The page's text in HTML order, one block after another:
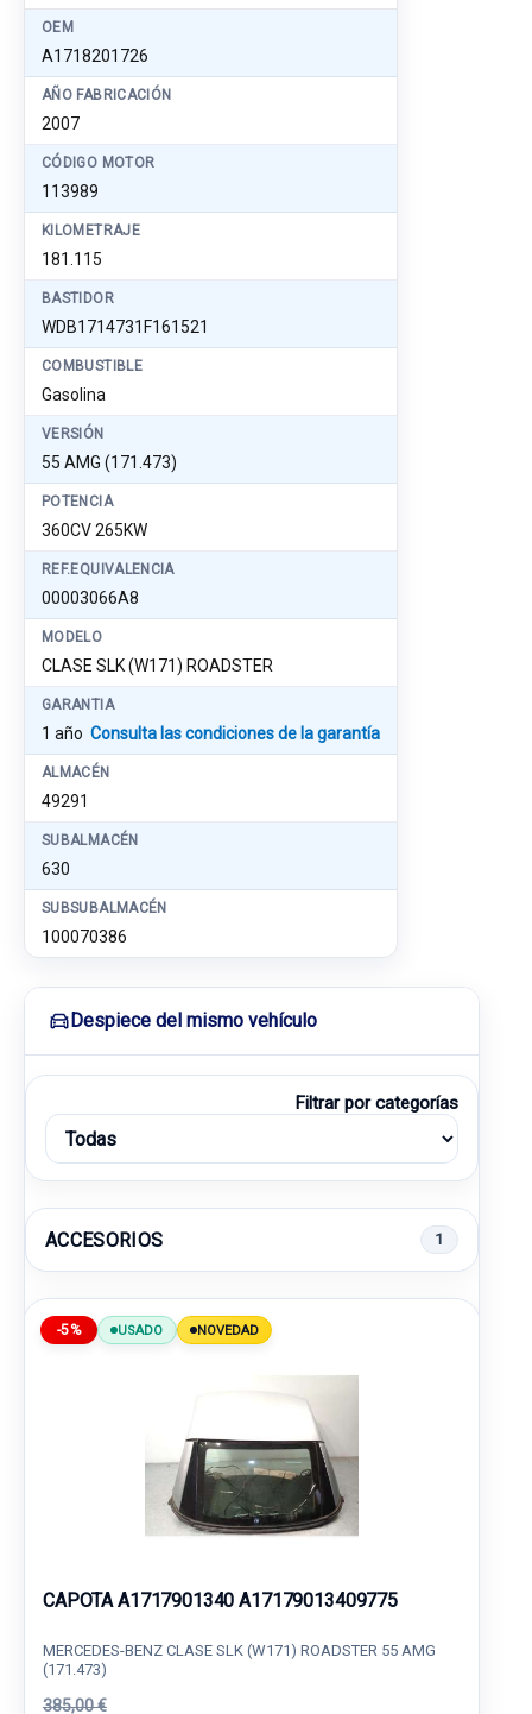
OEM
A1718201726
AÑO FABRICACIÓN
2007
CÓDIGO MOTOR
113989
KILOMETRAJE
181.115
BASTIDOR
WDB1714731F161521
COMBUSTIBLE
Gasolina
VERSIÓN
55 AMG (171.473)
POTENCIA
360CV 265KW
REF.EQUIVALENCIA
00003066A8
MODELO
CLASE SLK (W171) ROADSTER
GARANTIA
1 año Consulta las condiciones de la garantía
ALMACÉN
49291
SUBALMACÉN
630
SUBSUBALMACÉN
100070386
Despiece del mismo vehículo
Filtrar por categorías
ACCESORIOS 1
-5% USADO NOVEDAD
CAPOTA A1717901340 A17179013409775
MERCEDES-BENZ CLASE SLK (W171) ROADSTER 55 AMG
(171.473)
385,00 €